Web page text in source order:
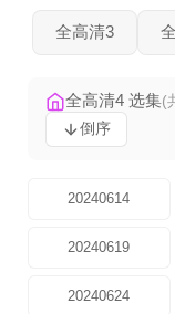
全高清3
全高清4 选集(
倒序
20240614
20240619
20240624